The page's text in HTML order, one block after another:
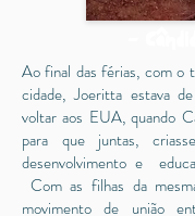
Ao final das férias, com o
cidade, Joeritta estava
voltar aos EUA, quando
para que juntas,
desenvolvimento e
Com as filhas da
movimento de união